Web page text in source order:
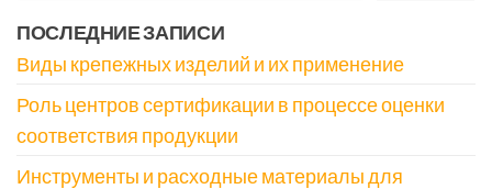
ПОСЛЕДНИЕ ЗАПИСИ
Виды крепежных изделий и их применение
Роль центров сертификации в процессе оценки
соответствия продукции
Инструменты и расходные материалы для